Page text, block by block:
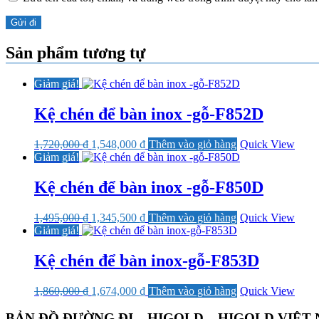
Sản phẩm tương tự
Giảm giá!
Kệ chén để bàn inox -gỗ-F852D
1,720,000₫ Giá
gốc
1,720,000 ₫.
1,548,000 ₫Giá
hiện
là:
1,548,000 ₫.
Thêm vào giỏ hàng Quick View
Giảm giá!
Kệ chén để bàn inox -gỗ-F850D
1,495,000₫ Giá
gốc
1,495,000 ₫.
1,345,500 ₫Giá
hiện
là:
1,345,500 ₫.
Thêm vào giỏ hàng Quick View
Giảm giá!
Kệ chén để bàn inox-gỗ-F853D
1,860,000₫ Giá
là:
1,674,000 ₫Giá
tại
Thêm vào giỏ hàng Quick View